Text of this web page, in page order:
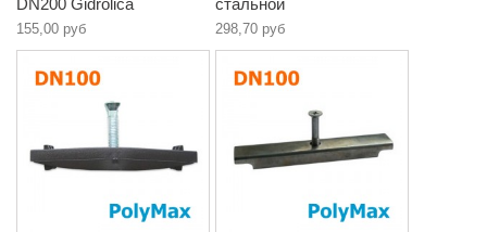
DN200 Gidrolica
155,00 руб
стальной
298,70 руб